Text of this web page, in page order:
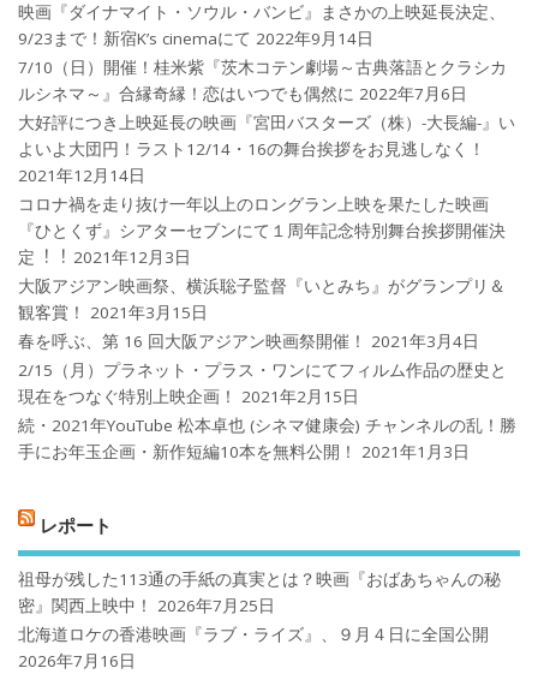
映画『ダイナマイト・ソウル・バンビ』まさかの上映延長決定、
9/23まで！新宿K’s cinemaにて 2022年9月14日
7/10（日）開催！桂米紫『茨木コテン劇場～古典落語とクラシカ
ルシネマ～』合縁奇縁！恋はいつでも偶然に 2022年7月6日
大好評につき上映延長の映画『宮田バスターズ（株）-大長編-』い
よいよ大団円！ラスト12/14・16の舞台挨拶をお見逃しなく！
2021年12月14日
コロナ禍を⾛り抜け⼀年以上のロングラン上映を果たした映画
『ひとくず』シアターセブンにて１周年記念特別舞台挨拶開催決
定︕︕ 2021年12月3日
大阪アジアン映画祭、横浜聡子監督『いとみち』がグランプリ＆
観客賞！
2021年3月15日
春を呼ぶ、第 16 回大阪アジアン映画祭開催！
2021年3月4日
2/15（月）プラネット・プラス・ワンにてフィルム作品の歴史と
現在をつなぐ特別上映企画！
2021年2月15日
続・2021年YouTube 松本卓也 (シネマ健康会) チャンネルの乱！勝
手にお年玉企画・新作短編10本を無料公開！
2021年1月3日
レポート
祖母が残した113通の手紙の真実とは？映画『おばあちゃんの秘
密』関西上映中！
2026年7月25日
北海道ロケの香港映画『ラブ・ライズ』、９月４日に全国公開
2026年7月16日